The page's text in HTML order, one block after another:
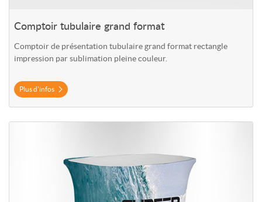
Comptoir tubulaire grand format
Comptoir de présentation tubulaire grand format rectangle
impression par sublimation pleine couleur.
Plus d'infos